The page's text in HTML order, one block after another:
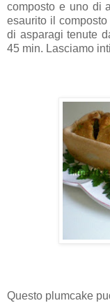
composto e uno di
esaurito il
di asparagi tenute
45 min. Lasciamo
Questo plumcake